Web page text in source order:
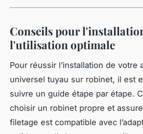
Conseils pour
l'utilisation optimale
Pour réussir l’installation de votre
universel tuyau sur robinet, il est
suivre un guide étape par étape.
choisir un robinet propre et
filetage est compatible avec